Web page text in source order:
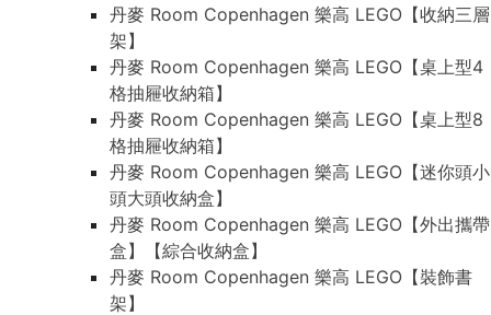
丹麥 Room Copenhagen 樂高 LEGO【收納三層
架】
丹麥 Room Copenhagen 樂高 LEGO【桌上型4
格抽屜收納箱】
丹麥 Room Copenhagen 樂高 LEGO【桌上型8
格抽屜收納箱】
丹麥 Room Copenhagen 樂高 LEGO【迷你頭小
頭大頭收納盒】
丹麥 Room Copenhagen 樂高 LEGO【外出攜帶
盒】【綜合收納盒】
丹麥 Room Copenhagen 樂高 LEGO【裝飾書
架】